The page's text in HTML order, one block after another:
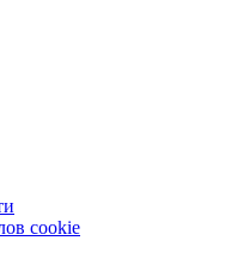
cookie